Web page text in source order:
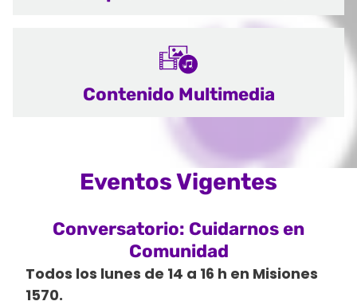
Contenido Multimedia
Eventos Vigentes
Conversatorio: Cuidarnos en
Comunidad
Todos los lunes de 14 a 16 h en Misiones
1570.